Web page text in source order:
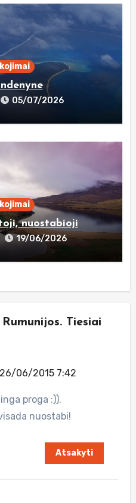
05/07/2026
nuostabioji
19/06/2026
Tiesiai
26/06/2015 7:42
proga :)).
nuostabi!
Atsakyti